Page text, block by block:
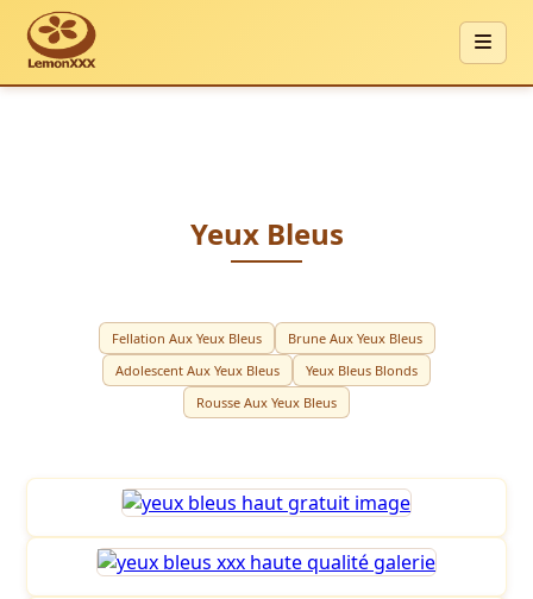
Yeux Bleus
Fellation Aux Yeux Bleus
Brune Aux Yeux Bleus
Adolescent Aux Yeux Bleus
Yeux Bleus Blonds
Rousse Aux Yeux Bleus